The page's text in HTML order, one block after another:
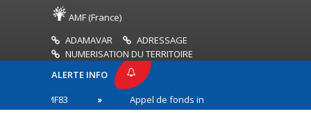
AMF (France)
ADAMAVAR
ADRESSAGE
NUMERISATION DU TERRITOIRE
ALERTE INFO
Appel de fonds incendies de forêt
première ligne